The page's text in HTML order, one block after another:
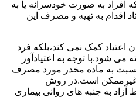
به صورت خودسرانه یا به
اقدام به تهیه و مصرف این
اعتیاد کمک نمی کند،بلکه فرد
می شود.با توجه به اعتیادآور
نسبت به ماده مخدر مورد مصرف
غیرممکن است.در روش
به جنبه های روانی بیماری